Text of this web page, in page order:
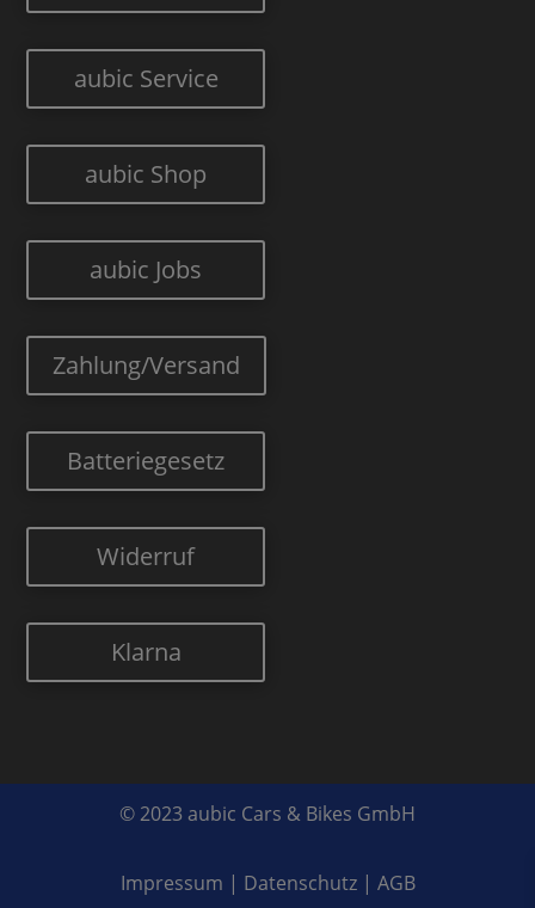
aubic Service
aubic Shop
aubic Jobs
Zahlung/Versand
Batteriegesetz
Widerruf
Klarna
© 2023 aubic Cars & Bikes GmbH
Impressum | Datenschutz| AGB